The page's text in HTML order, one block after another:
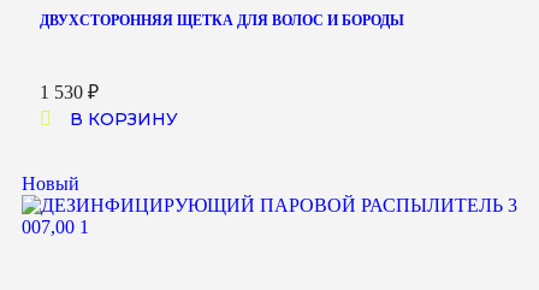
ДВУХСТОРОННЯЯ ЩЕТКА ДЛЯ ВОЛОС И БОРОДЫ
1 530 ₽
В КОРЗИНУ
Новый